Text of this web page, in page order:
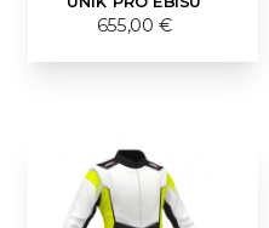
655,00 €